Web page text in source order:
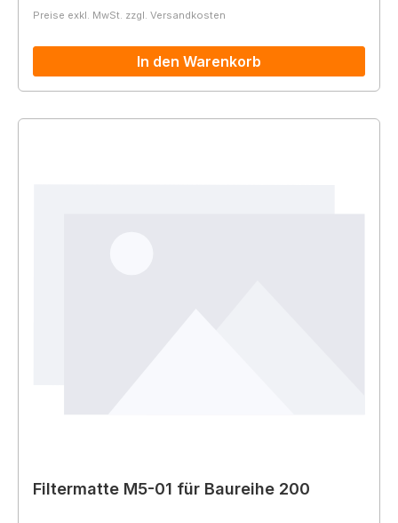
Preise exkl. MwSt. zzgl. Versandkosten
In den Warenkorb
Filtermatte M5-01 für Baureihe 200